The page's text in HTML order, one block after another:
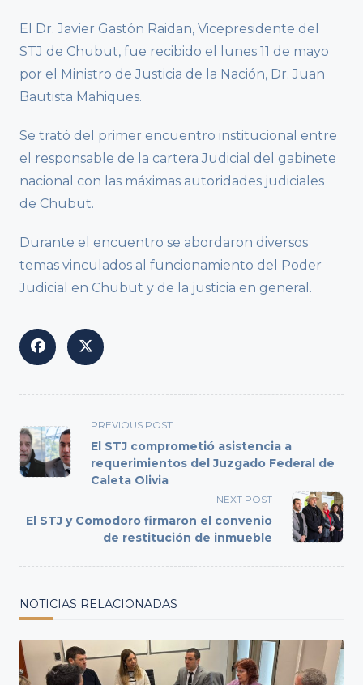
El Dr. Javier Gastón Raidan, Vicepresidente del
STJ de Chubut, fue recibido el lunes 11 de mayo
por el Ministro de Justicia de la Nación, Dr. Juan
Bautista Mahiques.
Se trató del primer encuentro institucional entre
el responsable de la cartera Judicial del gabinete
nacional con las máximas autoridades judiciales
de Chubut.
Durante el encuentro se abordaron diversos
temas vinculados al funcionamiento del Poder
Judicial en Chubut y de la justicia en general.
<span
class="nav-
subtitle
screen-
text">Page</span>
PREVIOUS POST
El STJ comprometió asistencia a
requerimientos del Juzgado Federal de
Caleta Olivia
NEXT POST
El STJ y Comodoro firmaron el convenio
de restitución de inmueble
NOTICIAS RELACIONADAS